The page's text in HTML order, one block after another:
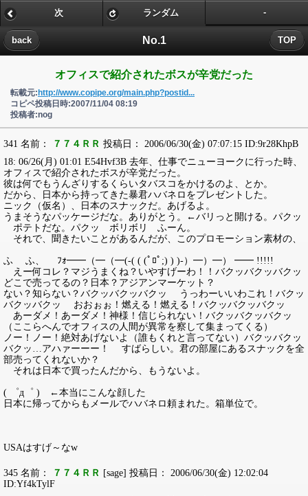
No.1
back TOP
次 ランダム -
オフィスで紹介されたボスが辛党だった
転載元: http://www.copipe.org/main.php?postid...
コピペ投稿日時:2007/11/04 08:19
投稿者:nog
341 名前： ７７４ＲＲ 投稿日： 2006/06/30(金) 07:07:15 ID:9r28KhpB
18: 06/26(月) 01:01 E54Hvf3B 去年、仕事でニューヨークに行った時、
オフィスで紹介されたボスが辛党だった。
彼は何でもうんざりするくらいタバスコをかけるのよ、とか。
だから、日本から持ってきた暴君ハバネロをプレゼントした。
ニック（仮名）、日本のスナックだ。あげるよ。
うまそうなパッケージだな。ありがとう。←バリっと開ける。パクッ
ポテトだな。パクッ ボリボリ ふーん。
それで、聞きたいことがあるんだが、このプロモーション素材の、
ふ ふ、 ﾌｫ━━（━（━(-( ( (ﾟﾛﾟ;) ) )-）━）━） ━━ !!!!!
えー何コレ？マジうまくね？いやすげーわ！！バクッバクッバクッ
どこで売ってるの？日本？アジアンマーケット？
ない？知らない？バクッバクッバクッ うっわーいいわこれ！バクッ
バクッバクッ おおぉぉ！燃える！燃える！バクッバクッバクッ
あーダメ！あーダメ！神様！信じられない！バクッバクッバクッ
（ここらへんでオフィスの人間が異常を察して集まってくる）
ノー！ノー！絶対あげないよ（誰もくれと言ってない）バクッバクッ
バクッ…アハァーーー！ すばらしい。君の部屋にあるスナックを全
部売ってくれないか？
それは日本で買ったんだから、もうないよ。
( ゜д゜ ) ←本当にこんな顔した
日本に帰ってからもメールでハバネロ頼まれた。箱単位で。
USAはすげ～なw
345 名前： ７７４ＲＲ [sage] 投稿日： 2006/06/30(金) 12:02:04
ID:Yf4kTylF